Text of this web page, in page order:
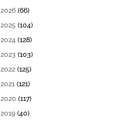
2026 (66)
2025 (104)
2024 (128)
2023 (103)
2022 (125)
2021 (121)
2020 (117)
2019 (40)